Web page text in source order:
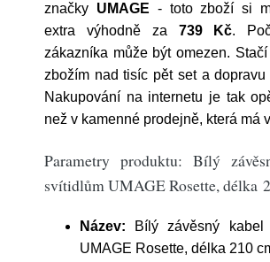
značky UMAGE - toto zboží si
extra výhodně za 739 Kč.
zákazníka může být omezen.
zbožím nad tisíc pět set a dopravu
Nakupování na internetu je tak
než v kamenné prodejně, která má
Parametry produktu: Bílý
svítidlům UMAGE Rosette, délka
Název: Bílý závěsný kabel
UMAGE Rosette, délka 210